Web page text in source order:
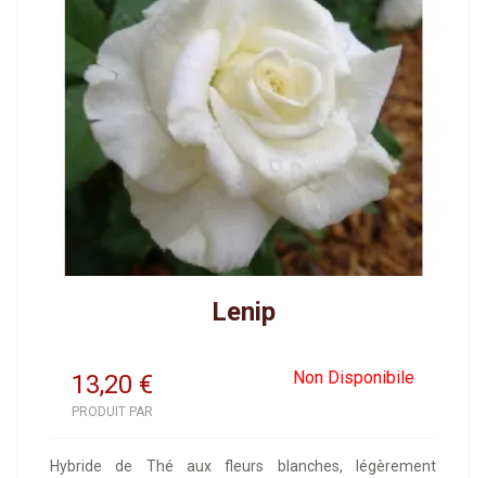
Lenip
13,20 Non Disponibile
€
PRODUIT PAR
Hybride de Thé aux fleurs blanches, légèrement